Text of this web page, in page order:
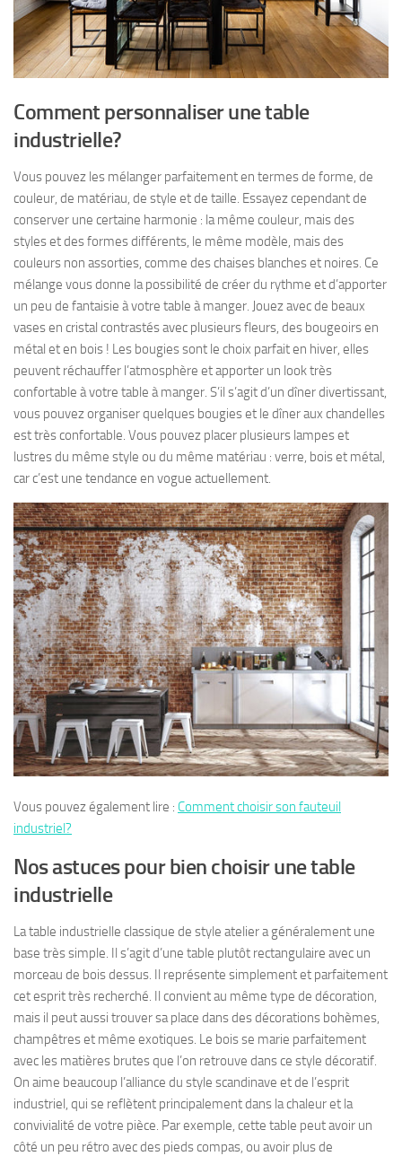
Comment personnaliser une table
industrielle?
Vous pouvez les mélanger parfaitement en termes de forme, de
couleur, de matériau, de style et de taille. Essayez cependant de
conserver une certaine harmonie : la même couleur, mais des
styles et des formes différents, le même modèle, mais des
couleurs non assorties, comme des chaises blanches et noires. Ce
mélange vous donne la possibilité de créer du rythme et d’apporter
un peu de fantaisie à votre table à manger. Jouez avec de beaux
vases en cristal contrastés avec plusieurs fleurs, des bougeoirs en
métal et en bois ! Les bougies sont le choix parfait en hiver, elles
peuvent réchauffer l’atmosphère et apporter un look très
confortable à votre table à manger. S’il s’agit d’un dîner divertissant,
vous pouvez organiser quelques bougies et le dîner aux chandelles
est très confortable. Vous pouvez placer plusieurs lampes et
lustres du même style ou du même matériau : verre, bois et métal,
car c’est une tendance en vogue actuellement.
Vous pouvez également lire : Comment choisir son fauteuil
industriel?
Nos astuces pour bien choisir une table
industrielle
La table industrielle classique de style atelier a généralement une
base très simple. Il s’agit d’une table plutôt rectangulaire avec un
morceau de bois dessus. Il représente simplement et parfaitement
cet esprit très recherché. Il convient au même type de décoration,
mais il peut aussi trouver sa place dans des décorations bohèmes,
champêtres et même exotiques. Le bois se marie parfaitement
avec les matières brutes que l’on retrouve dans ce style décoratif.
On aime beaucoup l’alliance du style scandinave et de l’esprit
industriel, qui se reflètent principalement dans la chaleur et la
convivialité de votre pièce. Par exemple, cette table peut avoir un
côté un peu rétro avec des pieds compas, ou avoir plus de